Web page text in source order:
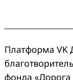
Платформа VK
фонда